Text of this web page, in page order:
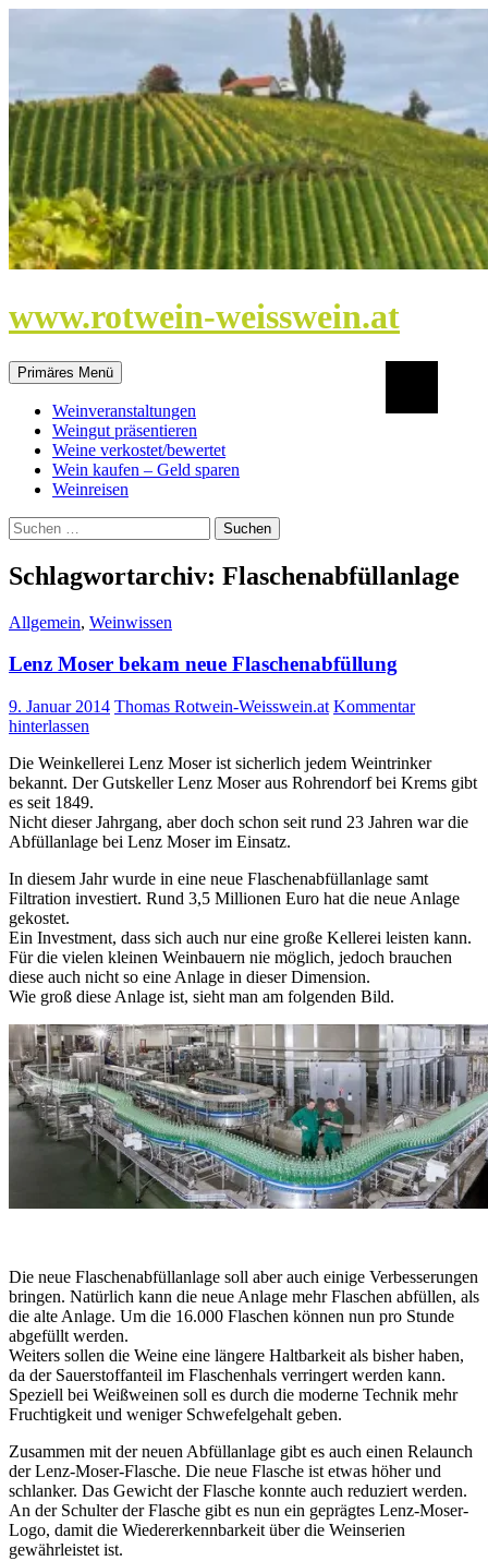
www.rotwein-weisswein.at
Primäres Menü
Weinveranstaltungen
Weingut präsentieren
Weine verkostet/bewertet
Wein kaufen – Geld sparen
Weinreisen
Suchen
nach:
Schlagwortarchiv: Flaschenabfüllanlage
Allgemein, Weinwissen
Lenz Moser bekam neue Flaschenabfüllung
9. Januar 2014 Thomas Rotwein-Weisswein.at Kommentar
hinterlassen
Die Weinkellerei Lenz Moser ist sicherlich jedem Weintrinker
bekannt. Der Gutskeller Lenz Moser aus Rohrendorf bei Krems gibt
es seit 1849.
Nicht dieser Jahrgang, aber doch schon seit rund 23 Jahren war die
Abfüllanlage bei Lenz Moser im Einsatz.
In diesem Jahr wurde in eine neue Flaschenabfüllanlage samt
Filtration investiert. Rund 3,5 Millionen Euro hat die neue Anlage
gekostet.
Ein Investment, dass sich auch nur eine große Kellerei leisten kann.
Für die vielen kleinen Weinbauern nie möglich, jedoch brauchen
diese auch nicht so eine Anlage in dieser Dimension.
Wie groß diese Anlage ist, sieht man am folgenden Bild.
Die neue Flaschenabfüllanlage soll aber auch einige Verbesserungen
bringen. Natürlich kann die neue Anlage mehr Flaschen abfüllen, als
die alte Anlage. Um die 16.000 Flaschen können nun pro Stunde
abgefüllt werden.
Weiters sollen die Weine eine längere Haltbarkeit als bisher haben,
da der Sauerstoffanteil im Flaschenhals verringert werden kann.
Speziell bei Weißweinen soll es durch die moderne Technik mehr
Fruchtigkeit und weniger Schwefelgehalt geben.
Zusammen mit der neuen Abfüllanlage gibt es auch einen Relaunch
der Lenz-Moser-Flasche. Die neue Flasche ist etwas höher und
schlanker. Das Gewicht der Flasche konnte auch reduziert werden.
An der Schulter der Flasche gibt es nun ein geprägtes Lenz-Moser-
Logo, damit die Wiedererkennbarkeit über die Weinserien
gewährleistet ist.